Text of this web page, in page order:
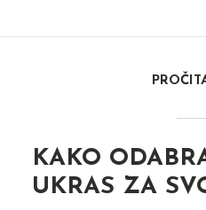
KAKO
UKRAS ZA